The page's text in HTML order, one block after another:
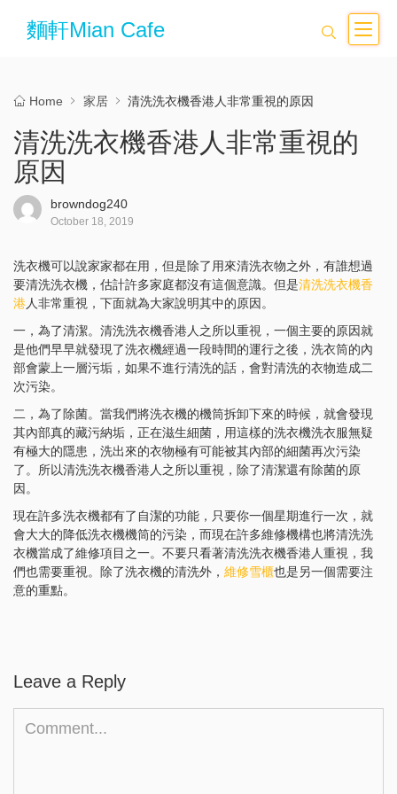
麵軒Mian Cafe
Home 家居 清洗洗衣機香港人非常重視的原因
清洗洗衣機香港人非常重視的
原因
browndog240
October 18, 2019
洗衣機可以說家家都在用，但是除了用來清洗衣物之外，有誰想過
要清洗洗衣機，估計許多家庭都沒有這個意識。但是清洗洗衣機香
港人非常重視，下面就為大家說明其中的原因。
一，為了清潔。清洗洗衣機香港人之所以重視，一個主要的原因就
是他們早早就發現了洗衣機經過一段時間的運行之後，洗衣筒的內
部會蒙上一層污垢，如果不進行清洗的話，會對清洗的衣物造成二
次污染。
二，為了除菌。當我們將洗衣機的機筒拆卸下來的時候，就會發現
其內部真的藏污納垢，正在滋生細菌，用這樣的洗衣機洗衣服無疑
有極大的隱患，洗出來的衣物極有可能被其內部的細菌再次污染
了。所以清洗洗衣機香港人之所以重視，除了清潔還有除菌的原
因。
現在許多洗衣機都有了自潔的功能，只要你一個星期進行一次，就
會大大的降低洗衣機機筒的污染，而現在許多維修機構也將清洗洗
衣機當成了維修項目之一。不要只看著清洗洗衣機香港人重視，我
們也需要重視。除了洗衣機的清洗外， 維修雪櫃也是另一個需要注
意的重點。
Leave a Reply